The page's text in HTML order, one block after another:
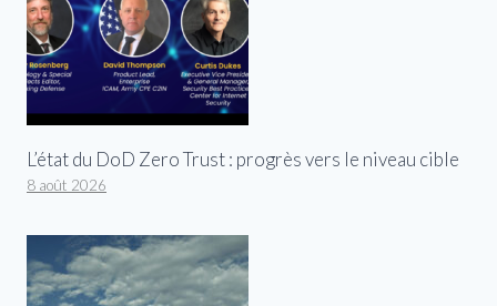
L’état du DoD Zero Trust : progrès vers le niveau cible
8 août 2026